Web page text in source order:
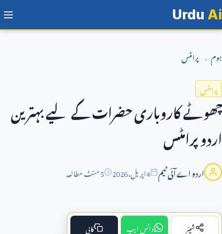
Urdu Ai
ہوم پرامٹس
پرامٹس
چھوٹے کاروباری حضرات کے لیے بہترین
اردو پرامٹس
اردو اے آئی ٹیم 4اپریل،2026 5 منٹ مطالعہ
شیئر واٹس ایپ کاپی